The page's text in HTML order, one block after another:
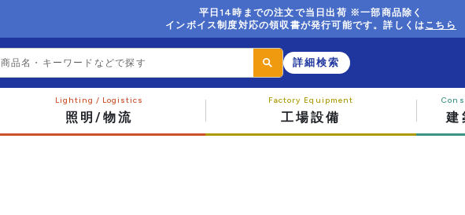
平日14時までの注文で当日出荷 ※一部商品除く
インボイス制度対応の領収書が発行可能です。詳しくはこちら
詳細検索
照明/物流 工場設備 建